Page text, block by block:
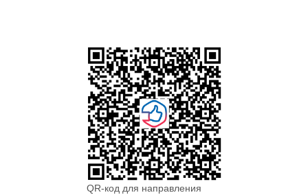
QR-код для направления